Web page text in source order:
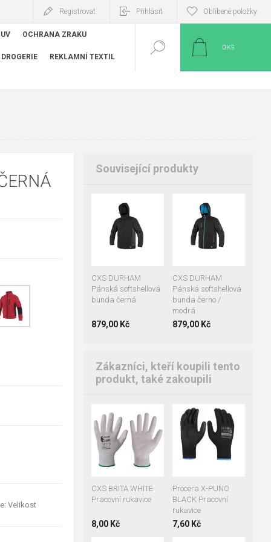
Registrovat Přihlásit Oblíbené položky
OCHRANA ZRAKU
DROGERIE REKLAMNÍ TEXTIL
0 KS
Velikost
Související produkty
CXS DURHAM
Pánská softshellová
bunda černá
879,00 Kč
M L
2XL
3XL
CXS DURHAM
Pánská softshellová
bunda černo /
modrá
879,00 Kč
M L
2XL
3XL
Zákazníci, kteří koupili tento
produkt, také zakoupili
CXS BRITA WHITE
Pracovní rukavice
8,00 Kč
05
Procera X-PUNO
BLACK Pracovní
rukavice
7,60 Kč
10
11